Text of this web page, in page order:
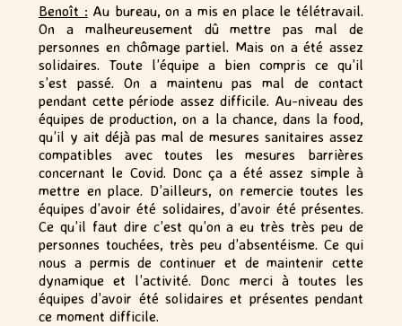
Benoît : Au bureau, on a mis en place le télétravail.
On a malheureusement dû mettre pas mal de
personnes en chômage partiel. Mais on a été assez
solidaires. Toute l’équipe a bien compris ce qu’il
s’est passé. On a maintenu pas mal de contact
pendant cette période assez difficile. Au-niveau des
équipes de production, on a la chance, dans la food,
qu’il y ait déjà pas mal de mesures sanitaires assez
compatibles avec toutes les mesures barrières
concernant le Covid. Donc ça a été assez simple à
mettre en place. D’ailleurs, on remercie toutes les
équipes d’avoir été solidaires, d’avoir été présentes.
Ce qu’il faut dire c’est qu’on a eu très très peu de
personnes touchées, très peu d’absentéisme. Ce qui
nous a permis de continuer et de maintenir cette
dynamique et l’activité. Donc merci à toutes les
équipes d’avoir été solidaires et présentes pendant
ce moment difficile.